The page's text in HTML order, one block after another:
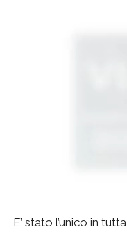
E’ stato l’unico in tutta